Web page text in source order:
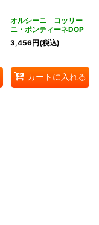
オルシーニ コッリー
ニ・ポンティーネDOP
3,456円(税込)
カートに入れる